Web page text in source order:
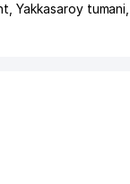
,Yakkasaroy tumani